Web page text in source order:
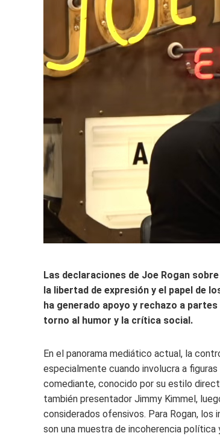
Las declaraciones de Joe Rogan
la libertad de expresión y el papel de
ha generado apoyo y rechazo a
torno al humor y la crítica social.
En el panorama mediático actual, la
especialmente cuando involucra a
comediante, conocido por su estilo
también presentador Jimmy Kimmel,
considerados ofensivos. Para Rogan,
son una muestra de incoherencia